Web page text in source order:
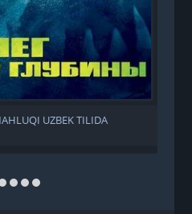
UZBEK TILIDA